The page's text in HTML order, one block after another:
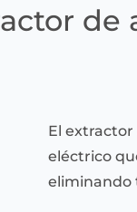
de
El
eléctrico
eliminando